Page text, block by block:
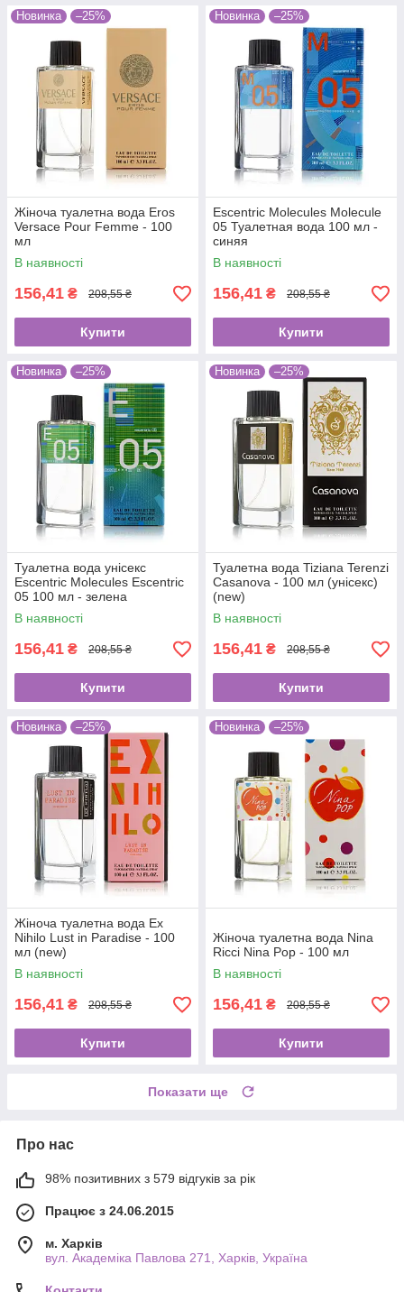
Новинка –25%
Жіноча туалетна вода Eros
Versace Pour Femme - 100
мл
В наявності
156,41 ₴ 208,55 ₴
Купити
Новинка –25%
Escentric Molecules Molecule
05 Туалетная вода 100 мл -
синяя
В наявності
156,41 ₴ 208,55 ₴
Купити
Новинка –25%
Туалетна вода унісекс
Escentric Molecules Escentric
05 100 мл - зелена
В наявності
156,41 ₴ 208,55 ₴
Купити
Новинка –25%
Туалетна вода Tiziana Terenzi
Casanova - 100 мл (унісекс)
(new)
В наявності
156,41 ₴ 208,55 ₴
Купити
Новинка –25%
Жіноча туалетна вода Ex
Nihilo Lust in Paradise - 100
мл (new)
В наявності
156,41 ₴ 208,55 ₴
Купити
Новинка –25%
Жіноча туалетна вода Nina
Ricci Nina Pop - 100 мл
В наявності
156,41 ₴ 208,55 ₴
Купити
Показати ще
Про нас
98% позитивних з 579 відгуків за рік
Працює з 24.06.2015
м. Харків
вул. Академіка Павлова 271, Харків, Україна